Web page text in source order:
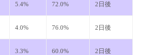
5.4% 72.0% 2日後
4.0% 76.0% 2日後
3.3% 60.0% 2日後